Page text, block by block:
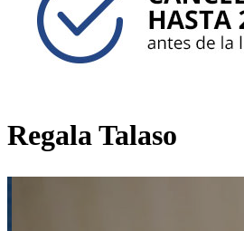
Regala Talaso